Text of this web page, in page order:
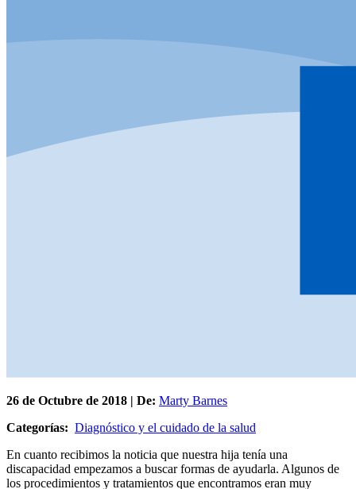
26 de Octubre de 2018 | De: Marty Barnes
Categorías: Diagnóstico y el cuidado de la salud
En cuanto recibimos la noticia que nuestra hija tenía una
discapacidad empezamos a buscar formas de ayudarla. Algunos de
los procedimientos y tratamientos que encontramos eran muy